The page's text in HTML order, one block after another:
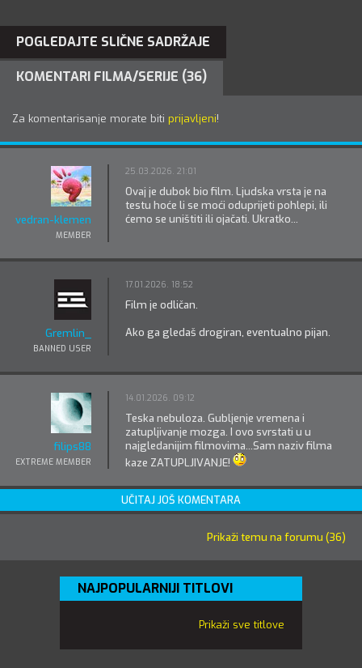
POGLEDAJTE SLIČNE SADRŽAJE
KOMENTARI FILMA/SERIJE (36)
Za komentarisanje morate biti prijavljeni!
vedran-klemen
MEMBER
25.03.2026. 21:01
Ovaj je dubok bio film. Ljudska vrsta je na
testu hoće li se moći oduprijeti pohlepi, ili
ćemo se uništiti ili ojačati. Ukratko...
Gremlin_
BANNED USER
17.01.2026. 18:52
Film je odličan.
Ako ga gledaš drogiran, eventualno pijan.
filips88
EXTREME MEMBER
14.01.2026. 09:12
Teska nebuloza. Gubljenje vremena i
zatupljivanje mozga. I ovo svrstati u u
najgledanijim filmovima...Sam naziv filma
kaze ZATUPLJIVANJE!
UČITAJ JOŠ KOMENTARA
Prikaži temu na forumu (36)
NAJPOPULARNIJI TITLOVI
Prikaži sve titlove